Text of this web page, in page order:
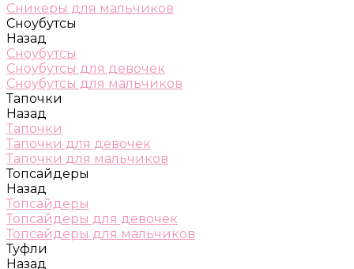
Сникеры для мальчиков
Сноубутсы
Назад
Сноубутсы
Сноубутсы для девочек
Сноубутсы для мальчиков
Тапочки
Назад
Тапочки
Тапочки для девочек
Тапочки для мальчиков
Топсайдеры
Назад
Топсайдеры
Топсайдеры для девочек
Топсайдеры для мальчиков
Туфли
Назад